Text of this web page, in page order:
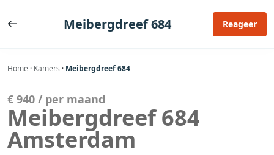
naar
Meibergdreef 684 Reageer
Home · Kamers · Meibergdreef 684
€ 940 / per maand
Meibergdreef 684
Amsterdam